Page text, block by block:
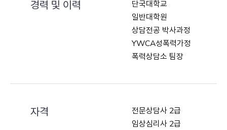
경력 및 이력
단국대학교
일반대학원
상담전공 박사과정
YWCA성폭력가정
폭력상담소 팀장
자격
전문상담사 2급
임상심리사 2급